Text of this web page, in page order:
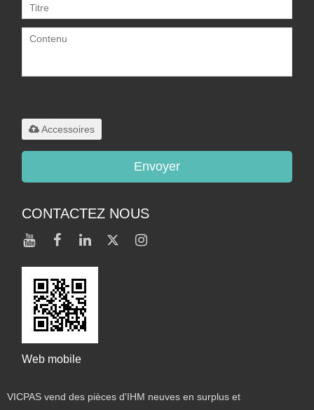
Accessoires
Envoyer
CONTACTEZ NOUS
Web mobile
VICPAS vend des pièces d'IHM neuves en surplus et